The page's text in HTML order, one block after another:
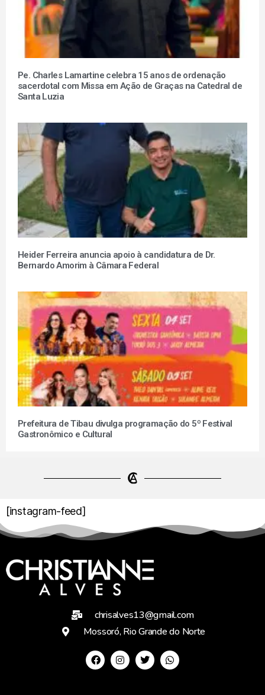
Pe. Charles Lamartine celebra 15 anos de ordenação
sacerdotal com Missa em Ação de Graças na Catedral de
Santa Luzia
Heider Ferreira anuncia apoio à candidatura de Dr.
Bernardo Amorim à Câmara Federal
Prefeitura de Tibau divulga programação do 5º Festival
Gastronômico e Cultural
[instagram-feed]
chrisalves13@gmail.com
Mossoró, Rio Grande do Norte